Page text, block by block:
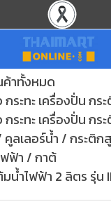
าทั้งหมด
ระทะ เครื่องปั่น กร
ระทะ เครื่องปั่น กร
คูลเลอร์น้ำ / กระติ
ฟ้า / กาต้
มน้ำไฟฟ้า 2 ลิตร รุ่น